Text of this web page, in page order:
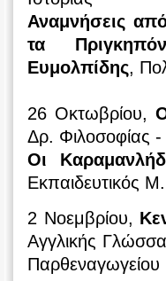
Αναμνήσεις
τα
Ευμολπίδης,
26 Οκτωβρίου,
Δρ. Φιλοσοφίας -
Οι
Εκπαιδευτικός
2 Νοεμβρίου,
Αγγλικής
Παρθεναγωγείου